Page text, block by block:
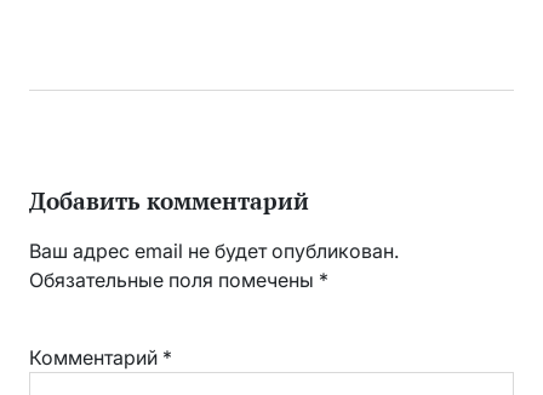
Добавить комментарий
Ваш адрес email не будет опубликован.
Обязательные поля помечены *
Комментарий *